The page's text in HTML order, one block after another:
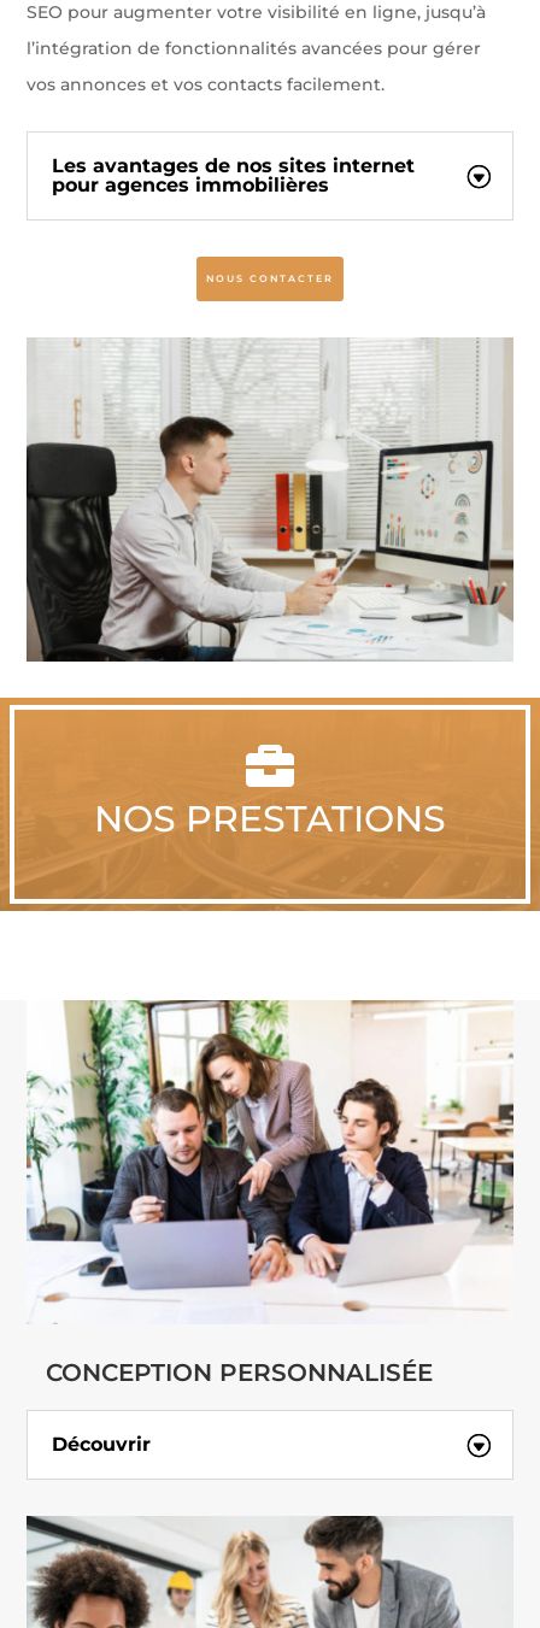
SEO pour augmenter votre visibilité en ligne, jusqu’à
l’intégration de fonctionnalités avancées pour gérer
vos annonces et vos contacts facilement.
Les avantages de nos sites internet
pour agences immobilières
NOUS CONTACTER

NOS PRESTATIONS
CONCEPTION PERSONNALISÉE
Découvrir